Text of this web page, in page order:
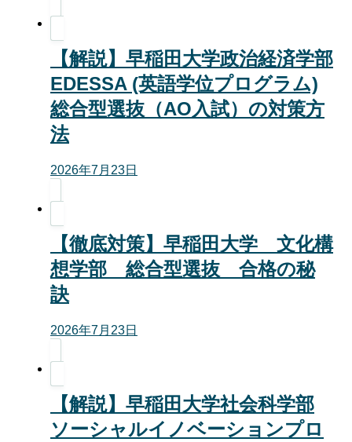
【解説】早稲田大学政治経済学部
EDESSA (英語学位プログラム)
総合型選抜（AO入試）の対策方
法
2026年7月23日
【徹底対策】早稲田大学 文化構
想学部 総合型選抜 合格の秘
訣
2026年7月23日
【解説】早稲田大学社会科学部
ソーシャルイノベーションプロ